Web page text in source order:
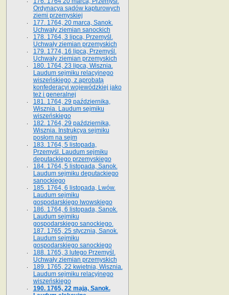
Ordynacya sądów kapturowych
ziemi przemyskiej
177. 1764, 20 marca, Sanok.
Uchwały ziemian sanockich
178. 1764, 3 lipca, Przemyśl.
Uchwały ziemian przemyskich
179. 1774, 16 lipca, Przemyśl.
Uchwały ziemian przemyskich
180. 1764, 23 lipca, Wisznia.
Laudum sejmiku relacyjnego
wiszeńskiego, z aprobatą
konfederacyi wojewódzkiej jako
też i generalnej
181. 1764, 29 października,
Wisznia. Laudum sejmiku
wiszeńskiego
182. 1764, 29 października,
Wisznia. Instrukcya sejmiku
posłom na sejm
183. 1764, 5 listopada,
Przemyśl. Laudum sejmiku
deputackiego przemyskiego
184. 1764, 5 listopada, Sanok.
Laudum sejmiku deputackiego
sanockiego
185. 1764, 6 listopada, Lwów.
Laudum sejmiku
gospodarskiego lwowskiego
186. 1764, 6 listopada, Sanok.
Laudum sejmiku
gospodarskiego sanockiego.
187. 1765, 25 stycznia, Sanok.
Laudum sejmiku
gospodarskiego sanockiego
188. 1765, 3 lutego Przemyśl.
Uchwały ziemian przemyskich
189. 1765, 22 kwietnia, Wisznia.
Laudum sejmiku relacyjnego
wiszeńskiego
190. 1765, 22 maja, Sanok.